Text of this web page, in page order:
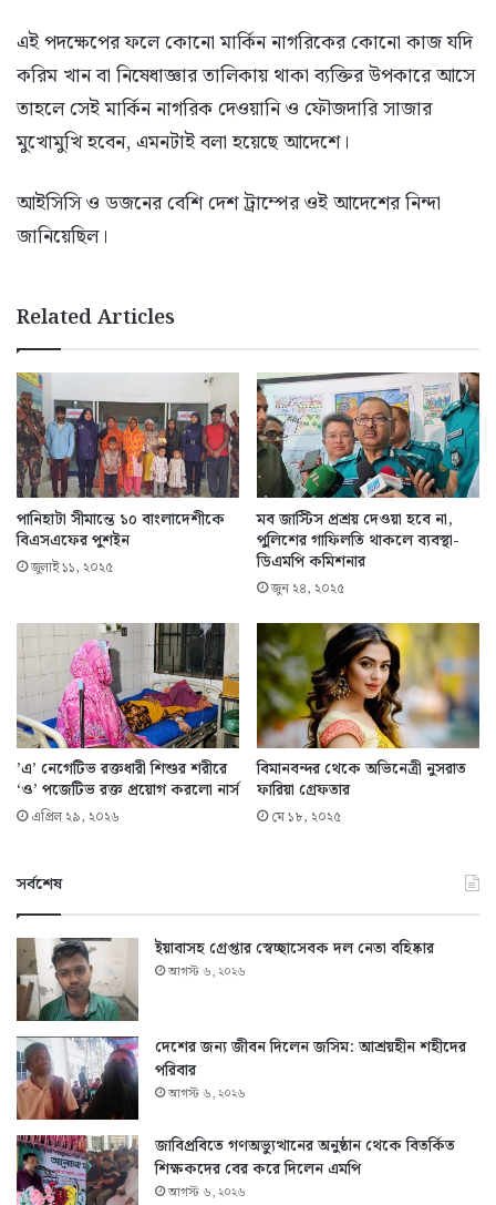
এই পদক্ষেপের ফলে কোনো মার্কিন নাগরিকের কোনো কাজ যদি
করিম খান বা নিষেধাজ্ঞার তালিকায় থাকা ব্যক্তির উপকারে আসে
তাহলে সেই মার্কিন নাগরিক দেওয়ানি ও ফৌজদারি সাজার
মুখোমুখি হবেন, এমনটাই বলা হয়েছে আদেশে।
আইসিসি ও ডজনের বেশি দেশ ট্রাম্পের ওই আদেশের নিন্দা
জানিয়েছিল।
Related Articles
পানিহাটা সীমান্তে ১০ বাংলাদেশীকে
বিএসএফের পুশইন
জুলাই ১১, ২০২৫
মব জাস্টিস প্রশ্রয় দেওয়া হবে না,
পুলিশের গাফিলতি থাকলে ব্যবস্থা-
ডিএমপি কমিশনার
জুন ২৪, ২০২৫
‌’এ’ নেগেটিভ রক্তধারী শিশুর শরীরে
‘ও’ পজেটিভ রক্ত প্রয়োগ করলো নার্স
এপ্রিল ২৯, ২০২৬
বিমানবন্দর থেকে অভিনেত্রী নুসরাত
ফারিয়া গ্রেফতার
মে ১৮, ২০২৫
সর্বশেষ
ইয়াবাসহ গ্রেপ্তার স্বেচ্ছাসেবক দল নেতা বহিষ্কার
আগস্ট ৬, ২০২৬
দেশের জন্য জীবন দিলেন জসিম: আশ্রয়হীন শহীদের
পরিবার
আগস্ট ৬, ২০২৬
জাবিপ্রবিতে গণঅভ্যুত্থানের অনুষ্ঠান থেকে বিতর্কিত
শিক্ষকদের বের করে দিলেন এমপি
আগস্ট ৬, ২০২৬